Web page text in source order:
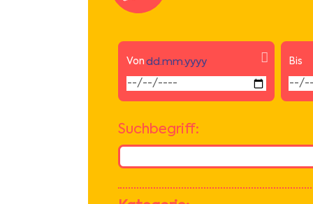
Von Datums Format:
dd.mm.yyyy Bis
Suchbegriff: